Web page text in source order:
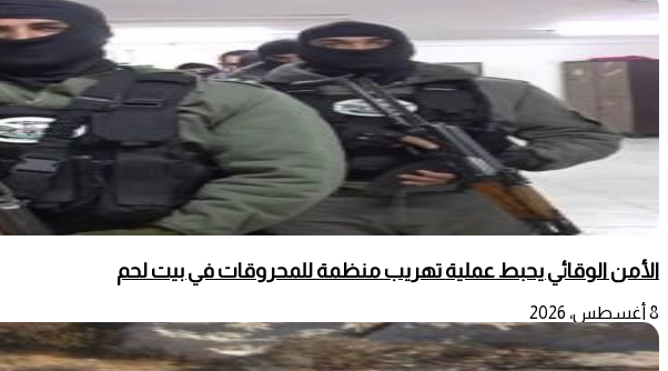
الأمن الوقائي يحبط عملية تهريب منظمة للمحروقات في بيت لحم
8 أغسطس، 2026